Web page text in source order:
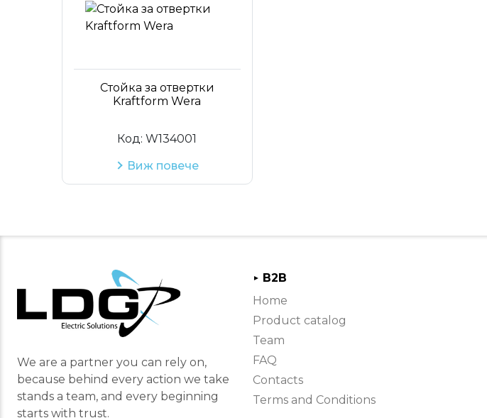
Стойка за отвертки
Kraftform Wera
Код:W134001
Виж повече
We are a partner you can rely on,
because behind every action we take
stands a team, and every beginning
starts with trust.
► B2B
Home
Product catalog
Team
FAQ
Contacts
Terms and Conditions